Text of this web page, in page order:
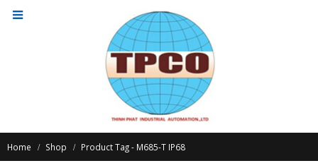
Home Shop Product Tag - M685-T IP68